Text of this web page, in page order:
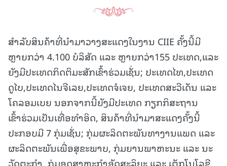
ສຳລັບສິນຄ້າທີ່ນຳມາວາງສະແດງໃນງານ CIIE ຄັ້ງນີ້ມີ
ຫຼາຍກວ່າ 4.100 ບໍລິສັດ ແລະ ຫຼາຍກວ່າ155 ປະເທດ,ແລະ
ຍັງມີປະເທດກິດຕິມະສັກເຂົ້າຮ່ວມເຊັ່ນ; ປະເທດໄທ,ປະເທດ
ດູໄບ,ປະເທດໄນຈີເລຍ,ປະເທດຈໍເຈຍ, ປະເທດສະວີເດັນ ແລະ
ໂຄລອມເບຍ ນອກຈາກນີ້ຍັງມີປະເທດ ກຽກກິສະຖານ
ເຂົ້າຮ່ວມເປັນເທື່ອທຳອິດ, ສິນຄ້າທີ່ນຳມາສະແດງຄັ້ງນີ້
ປະກອບມີ 7 ກຸ່ມເຊັ່ນ; ກຸ່ມຜະລິດຕະພັນທາງານແພດ ແລະ
ຜະລິດຕະພັນເພື່ອສຸຂະພາບ, ກຸ່ມຍານພາຫະນະ ແລະ ນະ
ວັດຕະກຳ, ກຸ່ມອຸດສາຫະກຳອັດສະລິຍະ ແລະ ເຕັກໂນໂລຊີ